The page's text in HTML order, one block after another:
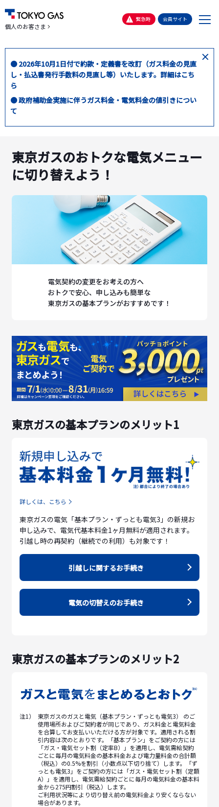
個人のお客さま
緊急時 会員サイト
メ
● 2026年10月1日付で約款・定義書を改訂（ガス料金の見直
し・払込書発行手数料の見直し等）いたします。詳細はこち
ら
● 政府補助金実施に伴うガス料金・電気料金の値引きについ
て
閉
東京ガスのおトクな電気メニュー
に切り替えよう！
電気契約の変更をお考えの方へ
おトクで安心、申し込みも簡単な
東京ガスの基本プランがおすすめです！
東京ガスの基本プランのメリット1
詳しくは、こちら
東京ガスの電気「基本プラン・ずっとも電気3」の新規お
申し込みで、電気代基本料金1ヶ月無料が適用されます。
引越し時の再契約（継続での利用）も対象です！
引越しに関するお手続き
電気の切替えのお手続き
東京ガスの基本プランのメリット2
注1）
東京ガスのガスと電気（基本プラン・ずっとも電気3） のご
使用場所およびご契約者が同じであり、ガス料金と電気料金
を合算してお支払いいただける方が対象です。適用される割
引内容は次のとおりです。「基本プラン」をご契約の方には
「ガス・電気セット割（定率B）」を適用し、電気需給契約
ごとに毎月の電気料金の基本料金および電力量料金の合計額
（税込）の0.5%を割引（小数点以下切り捨て）します。「ず
っとも電気3」をご契約の方には「ガス・電気セット割（定額
A）」を適用し、電気需給契約ごとに毎月の電気料金の基本料
金から275円割引（税込）します。
ご利用状況等により切り替え前の電気料金より安くならない
場合があります。